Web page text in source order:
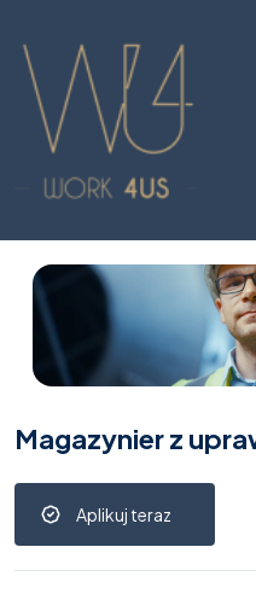
Magazynier z
Aplikuj teraz